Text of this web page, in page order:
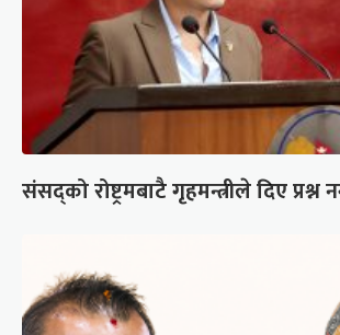
संसद्को रोष्ट्रमबाटै गृहमन्त्रीले दिए प्रश्न